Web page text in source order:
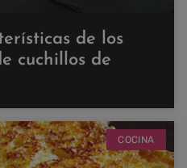
de los
cuchillos de
COCINA